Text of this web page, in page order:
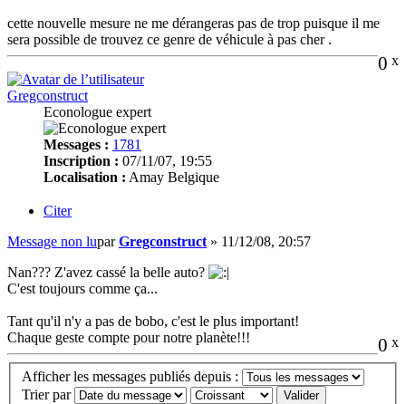
cette nouvelle mesure ne me dérangeras pas de trop puisque il me
sera possible de trouvez ce genre de véhicule à pas cher .
0 x
Gregconstruct
Econologue expert
Messages : 1781
Inscription : 07/11/07, 19:55
Localisation : Amay Belgique
Citer
Message non luparGregconstruct » 11/12/08, 20:57
Nan??? Z'avez cassé la belle auto?
C'est toujours comme ça...
Tant qu'il n'y a pas de bobo, c'est le plus important!
0 x
Chaque geste compte pour notre planète!!!
Afficher les messages publiés depuis :
Trier par